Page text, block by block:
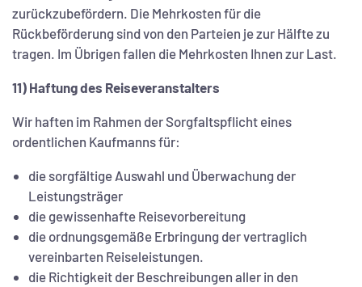
zurückzubefördern. Die Mehrkosten für die
Rückbeförderung sind von den Parteien je zur Hälfte zu
tragen. Im Übrigen fallen die Mehrkosten Ihnen zur Last.
11) Haftung des Reiseveranstalters
Wir haften im Rahmen der Sorgfaltspflicht eines
ordentlichen Kaufmanns für:
die sorgfältige Auswahl und Überwachung der
Leistungsträger
die gewissenhafte Reisevorbereitung
die ordnungsgemäße Erbringung der vertraglich
vereinbarten Reiseleistungen.
die Richtigkeit der Beschreibungen aller in den